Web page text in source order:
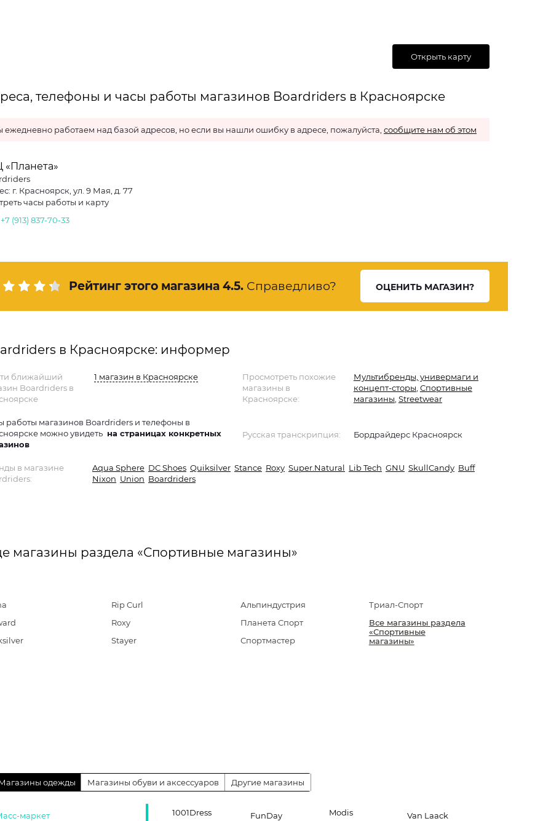
Открыть карту
телефоны и часы работы магазинов Boardriders в Красноярске
ежедневно работаем над базой адресов, но если вы нашли ошибку в адресе, пожалуйста, сообщите нам об этом
«Планета»
г. Красноярск, ул. 9 Мая, д. 77
часы работы и карту
+7 (913) 837-70-33
Рейтинг этого магазина 4.5. Справедливо? ОЦЕНИТЬ МАГАЗИН?
в Красноярске: информер
ближайший
Boardriders в
1 магазин в Красноярске
работы магазинов Boardriders и телефоны в
можно увидеть на страницах конкретных
Просмотреть похожие
магазины в
Красноярске:
Мультибренды, универмаги и
концепт-сторы Спортивные
магазины Streetwear
Русская транскрипция: Бордрайдерс Красноярск
в магазине
Aqua Sphere DC Shoes Quiksilver Stance Roxy Super.Natural Lib Tech GNU SkullCandy Buff
Nixon Union Boardriders
магазины раздела «Спортивные магазины»
Rip Curl
Roxy
Stayer
Альпиндустрия
Планета Спорт
Спортмастер
Триал-Спорт
Все магазины раздела
«Спортивные
магазины»
одежды Магазины обуви и аксессуаров Другие магазины
маркет
1001Dress
FunDay
Modis
Van Laack